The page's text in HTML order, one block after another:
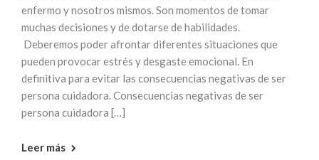
enfermo y nosotros mismos. Son momentos de tomar
muchas decisiones y de dotarse de habilidades.
Deberemos poder afrontar diferentes situaciones que
pueden provocar estrés y desgaste emocional. En
definitiva para evitar las consecuencias negativas de ser
persona cuidadora. Consecuencias negativas de ser
persona cuidadora […]
Leer más